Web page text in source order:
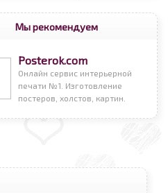
Мы рекомендуем
Posterok.com
Онлайн сервис интерьерной
печати №1. Изготовление
постеров, холстов, картин.